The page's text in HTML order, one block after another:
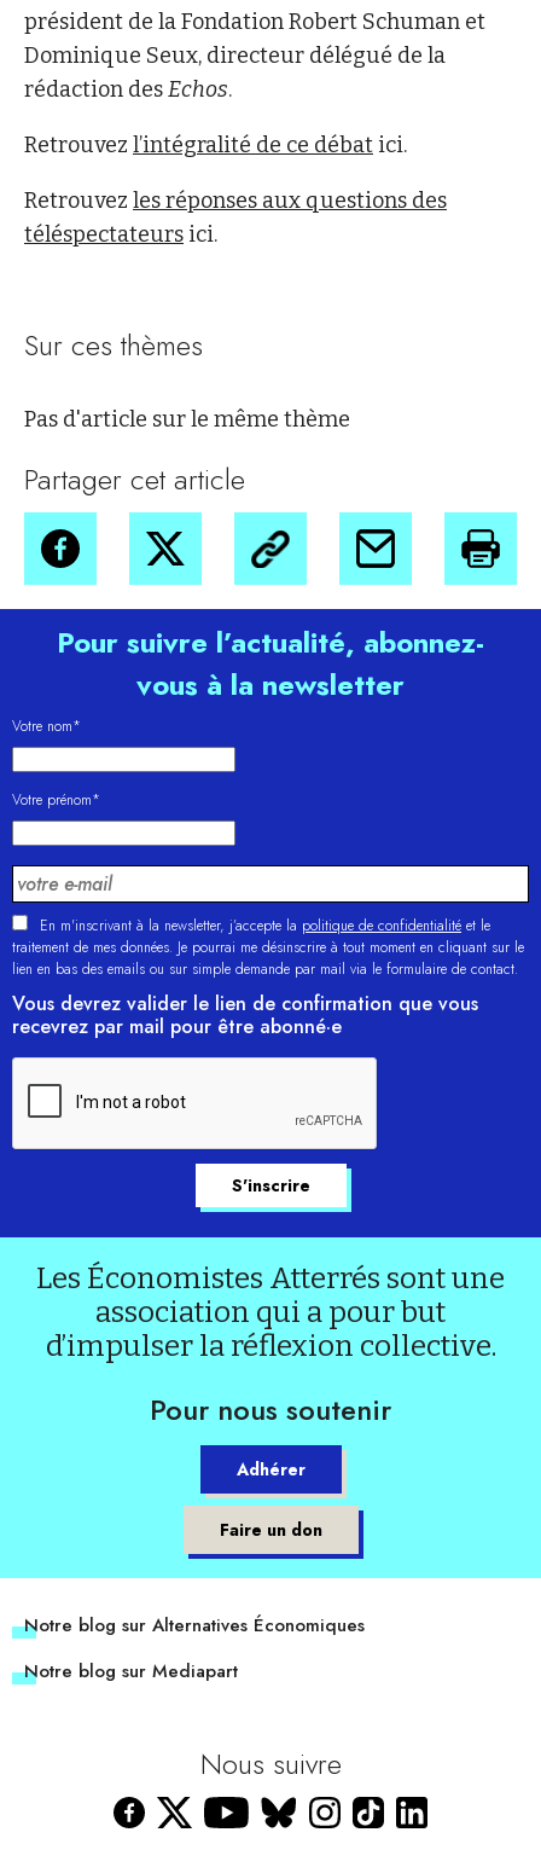
président de la Fondation Robert Schuman et
Dominique Seux, directeur délégué de la
rédaction desEchos.
Retrouvez l’intégralité de ce débat ici.
Retrouvez les réponses aux questions des
téléspectateurs ici.
Sur ces thèmes
Pas d'article sur le même thème
Partager cet article
Pour suivre l’actualité, abonnez-
vous à la newsletter
Votre nom*
Votre prénom*
En m'inscrivant à la newsletter, j’accepte la politique de confidentialité et le
traitement de mes données. Je pourrai me désinscrire à tout moment en cliquant sur le
lien en bas des emails ou sur simple demande par mail via le formulaire de contact.
Vous devrez valider le lien de confirmation que vous
recevrez par mail pour être abonné·e
Les Économistes Atterrés sont une
association qui a pour but
d’impulser la réflexion collective.
Pour nous soutenir
Adhérer
Faire un don
Notre blog sur Alternatives Économiques
Notre blog sur Mediapart
Nous suivre